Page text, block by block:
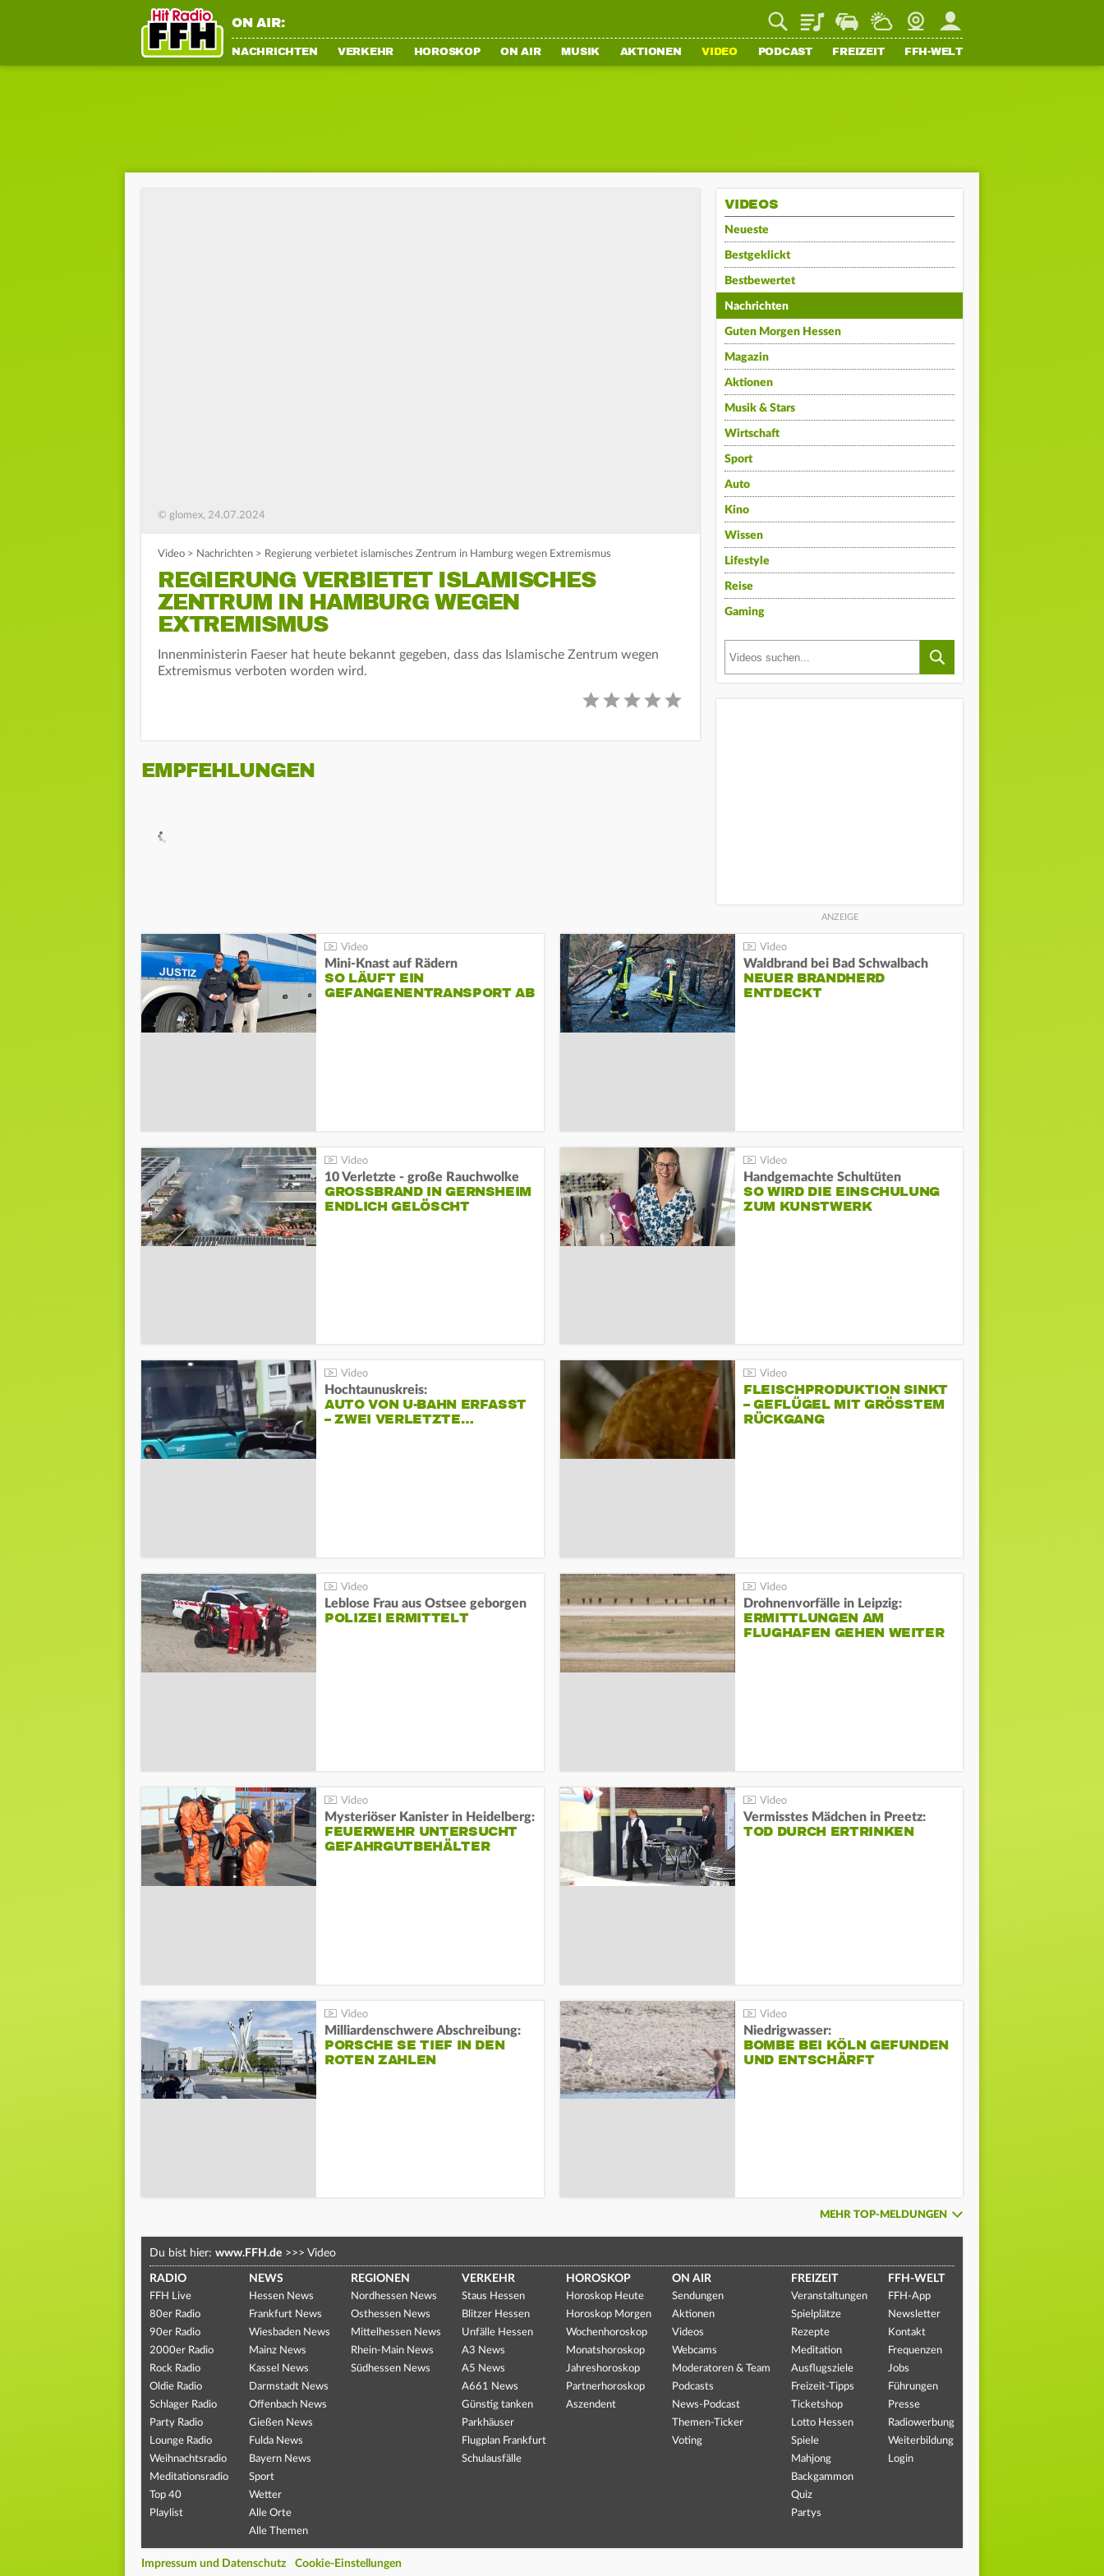
ON AIR: PlaylistStaupilotWetterWebcamMein FFH
NACHRICHTEN VERKEHR HOROSKOP ON AIR MUSIK AKTIONEN VIDEO PODCAST FREIZEIT FFH-WELT
© glomex, 24.07.2024
Video > Nachrichten > Regierung verbietet islamisches Zentrum in Hamburg wegen Extremismus
REGIERUNG VERBIETET ISLAMISCHES
ZENTRUM IN HAMBURG WEGEN
EXTREMISMUS
Innenministerin Faeser hat heute bekannt gegeben, dass das Islamische Zentrum wegen
Extremismus verboten worden wird.
EMPFEHLUNGEN
VIDEOS
Neueste
Bestgeklickt
Bestbewertet
Nachrichten
Guten Morgen Hessen
Magazin
Aktionen
Musik & Stars
Wirtschaft
Sport
Auto
Kino
Wissen
Lifestyle
Reise
Gaming
Mini-Knast auf Rädern
SO LÄUFT EIN
GEFANGENENTRANSPORT AB
Waldbrand bei Bad Schwalbach
NEUER BRANDHERD
ENTDECKT
10 Verletzte - große Rauchwolke
GROSSBRAND IN GERNSHEIM E
NDLICH GELÖSCHT
Handgemachte Schultüten
SO WIRD DIE EINSCHULUNG
ZUM KUNSTWERK
Hochtaunuskreis:
AUTO VON U-BAHN ERFASST
– ZWEI VERLETZTE…
FLEISCHPRODUKTION SINKT
– GEFLÜGEL MIT GRÖSSTEM R
ÜCKGANG
Leblose Frau aus Ostsee geborgen
POLIZEI ERMITTELT
Drohnenvorfälle in Leipzig:
ERMITTLUNGEN AM
FLUGHAFEN GEHEN WEITER
Mysteriöser Kanister in Heidelberg:
FEUERWEHR UNTERSUCHT
GEFAHRGUTBEHÄLTER
Vermisstes Mädchen in Preetz:
TOD DURCH ERTRINKEN
Milliardenschwere Abschreibung:
PORSCHE SE TIEF IN DEN
ROTEN ZAHLEN
Niedrigwasser:
BOMBE BEI KÖLN GEFUNDEN
UND ENTSCHÄRFT
MEHR TOP-MELDUNGEN
Du bist hier: www.FFH.de >>> Video
RADIO
FFH Live
80er Radio
90er Radio
2000er Radio
Rock Radio
Oldie Radio
Schlager Radio
Party Radio
Lounge Radio
Weihnachtsradio
Meditationsradio
Top 40
Playlist
NEWS
Hessen News
Frankfurt News
Wiesbaden News
Mainz News
Kassel News
Darmstadt News
Offenbach News
Gießen News
Fulda News
Bayern News
Sport
Wetter
Alle Orte
Alle Themen
REGIONEN
Nordhessen News
Osthessen News
Mittelhessen News
Rhein-Main News
Südhessen News
VERKEHR
Staus Hessen
Blitzer Hessen
Unfälle Hessen
A3 News
A5 News
A661 News
Günstig tanken
Parkhäuser
Flugplan Frankfurt
Schulausfälle
HOROSKOP
Horoskop Heute
Horoskop Morgen
Wochenhoroskop
Monatshoroskop
Jahreshoroskop
Partnerhoroskop
Aszendent
ON AIR
Sendungen
Aktionen
Videos
Webcams
Moderatoren & Team
Podcasts
News-Podcast
Themen-Ticker
Voting
FREIZEIT
Veranstaltungen
Spielplätze
Rezepte
Meditation
Ausflugsziele
Freizeit-Tipps
Ticketshop
Lotto Hessen
Spiele
Mahjong
Backgammon
Quiz
Partys
FFH-WELT
FFH-App
Newsletter
Kontakt
Frequenzen
Jobs
Führungen
Presse
Radiowerbung
Weiterbildung
Login
Impressum und Datenschutz Cookie-Einstellungen